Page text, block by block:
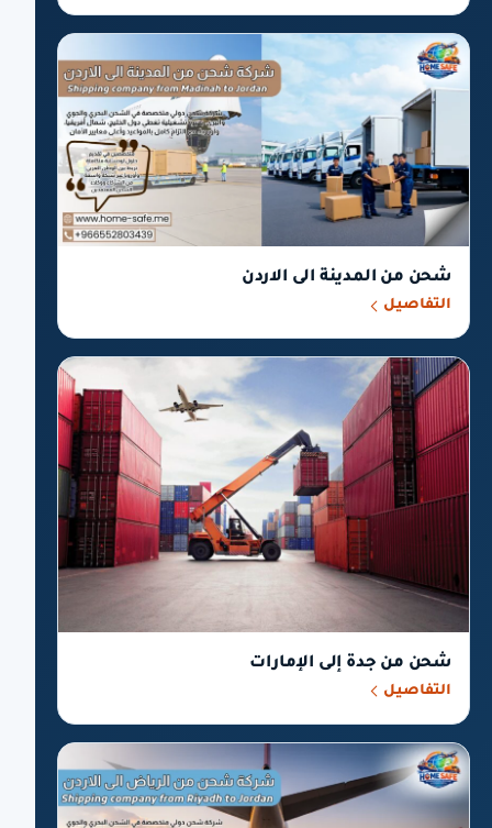
شحن من المدينة الى الاردن
التفاصيل
شحن من جدة إلى الإمارات
التفاصيل